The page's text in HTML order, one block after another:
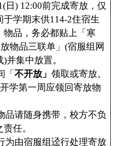
(日) 12:00前完成寄放，仅
于学期末供114-2住宿生
物品，务必都贴上「寒
物品三联单」 (宿服组网
)并集中放置。
「 不开放」 领取或寄放。
学第一周应领回寄放物
品请随身携带，校方不负
任。
为由宿服组迳行处理寄放